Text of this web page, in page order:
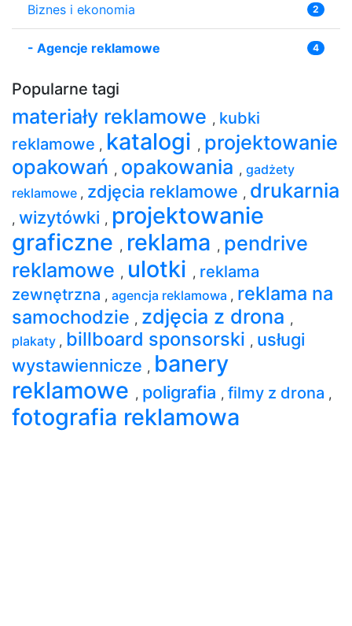
Biznes i ekonomia 2
- Agencje reklamowe 4
Popularne tagi
materiały reklamowe , kubki
reklamowe , katalogi , projektowanie
opakowań , opakowania , gadżety
reklamowe , zdjęcia reklamowe , drukarnia
, wizytówki , projektowanie
graficzne , reklama , pendrive
reklamowe , ulotki , reklama
zewnętrzna , agencja reklamowa , reklama na
samochodzie , zdjęcia z drona ,
plakaty , billboard sponsorski , usługi
wystawiennicze , banery
reklamowe , poligrafia , filmy z drona ,
fotografia reklamowa